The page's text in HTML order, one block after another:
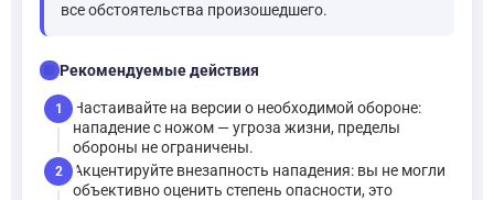
все обстоятельства произошедшего.
checklistРекомендуемые действия
1
Настаивайте на версии о необходимой обороне:
нападение с ножом — угроза жизни, пределы
обороны не ограничены.
2
Акцентируйте внезапность нападения: вы не могли
объективно оценить степень опасности, это